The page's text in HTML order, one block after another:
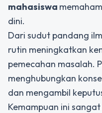
mahasiswa
dini.
Dari sudut pandang
rutin meningkatkan
pemecahan masalah.
menghubungkan
dan mengambil
Kemampuan ini